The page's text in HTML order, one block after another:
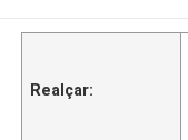
Realçar: